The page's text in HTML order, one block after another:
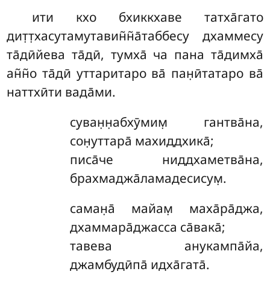
ити кхо бхиккхаве татха̄гато
дит̣т̣хасутамутавин̃н̃а̄таббесу дхаммесу
та̄дӣйева та̄дӣ, тумха̄ ча пана та̄димха̄
ан̃н̃о та̄дӣ уттаритаро ва̄ пан̣ӣтатаро ва̄
наттхӣти вада̄ми.
суван̣н̣абхӯмим̣ гантва̄на,
сон̣уттара̄ махиддхика̄;
писа̄че ниддхаметва̄на,
брахмаджа̄ламадесисум̣.
саман̣а̄ майам̣ маха̄ра̄джа,
дхаммара̄джасса са̄вака̄;
тавева анукампа̄йа,
джамбудӣпа̄ идха̄гата̄.